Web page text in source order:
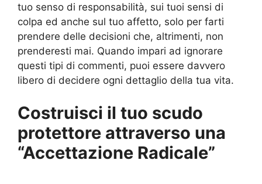
tuo senso di responsabilità, sui tuoi sensi di
colpa ed anche sul tuo affetto, solo per farti
prendere delle decisioni che, altrimenti, non
prenderesti mai. Quando impari ad ignorare
questi tipi di commenti, puoi essere davvero
libero di decidere ogni dettaglio della tua vita.
Costruisci il tuo scudo
protettore attraverso una
“Accettazione Radicale”